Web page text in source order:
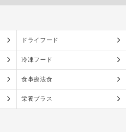
ドライフード
冷凍フード
食事療法食
栄養プラス